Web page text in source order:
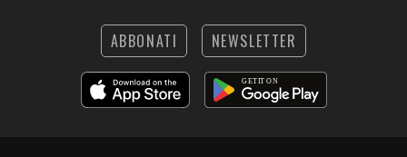
ABBONATI NEWSLETTER